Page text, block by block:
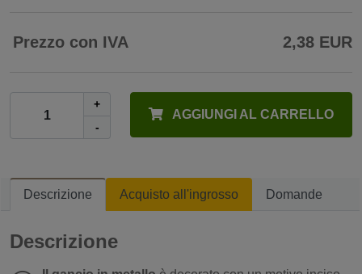
Prezzo con IVA 2,38 EUR
+
-
AGGIUNGI AL CARRELLO
Descrizione Acquisto all'ingrosso Domande
Descrizione